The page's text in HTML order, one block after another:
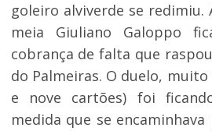
goleiro alviverde se redimiu.
meia Giuliano Galoppo
cobrança de falta que
do Palmeiras. O duelo,
e nove cartões) foi
medida que se